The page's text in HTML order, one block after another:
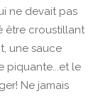
ne devait pas
être croustillant
une sauce
piquante...et le
Ne jamais